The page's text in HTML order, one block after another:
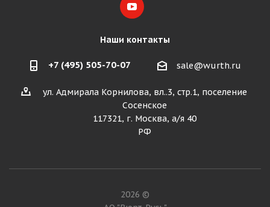
Наши контакты
+7 (495) 505-70-07 sale@wurth.ru
ул. Адмирала Корнилова, вл..3, стр.1, поселение
Сосенское
117321, г. Москва, а/я 40
РФ
2026 ©